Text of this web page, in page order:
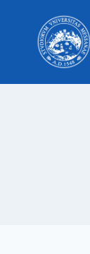
contenuto